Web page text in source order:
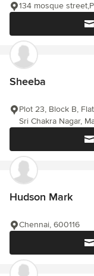
134 mosque
Sheeba
Plot 23, Block B,
Sri Chakra Nagar,
Hudson Mark
Chennai, 600116